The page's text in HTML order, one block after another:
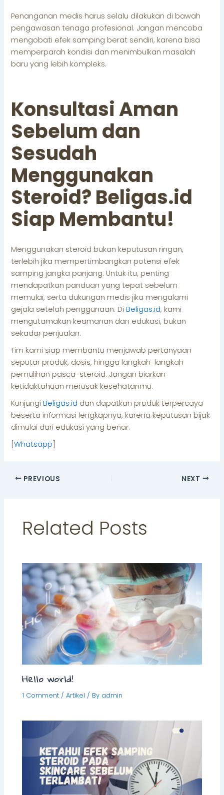
Penanganan medis harus selalu dilakukan di bawah
pengawasan tenaga profesional. Jangan mencoba
mengobati efek samping berat sendiri, karena bisa
memperparah kondisi dan menimbulkan masalah
baru yang lebih kompleks.
Konsultasi Aman
Sebelum dan
Sesudah
Menggunakan
Steroid? Beligas.id
Siap Membantu!
Menggunakan steroid bukan keputusan ringan,
terlebih jika mempertimbangkan potensi efek
samping jangka panjang. Untuk itu, penting
mendapatkan panduan yang tepat sebelum
memulai, serta dukungan medis jika mengalami
gejala setelah penggunaan. DiBeligas.id, kami
mengutamakan keamanan dan edukasi, bukan
sekadar penjualan.
Tim kami siap membantu menjawab pertanyaan
seputar produk, dosis, hingga langkah-langkah
pemulihan pasca-steroid. Jangan biarkan
ketidaktahuan merusak kesehatanmu.
Kunjungi Beligas.id dan dapatkan produk terpercaya
beserta informasi lengkapnya, karena keputusan bijak
dimulai dari edukasi yang benar.
[Whatsapp
PREVIOUS NEXT
Related Posts
Hello world!
1 Comment /Artikel / By admin